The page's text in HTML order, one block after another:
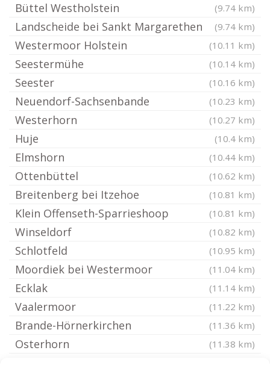
Büttel Westholstein (9.74 km)
Landscheide bei Sankt Margarethen (9.74 km)
Westermoor Holstein (10.11 km)
Seestermühe (10.14 km)
Seester (10.16 km)
Neuendorf-Sachsenbande (10.23 km)
Westerhorn (10.27 km)
Huje (10.4 km)
Elmshorn (10.44 km)
Ottenbüttel (10.62 km)
Breitenberg bei Itzehoe (10.81 km)
Klein Offenseth-Sparrieshoop (10.81 km)
Winseldorf (10.82 km)
Schlotfeld (10.95 km)
Moordiek bei Westermoor (11.04 km)
Ecklak (11.14 km)
Vaalermoor (11.22 km)
Brande-Hörnerkirchen (11.36 km)
Osterhorn (11.38 km)